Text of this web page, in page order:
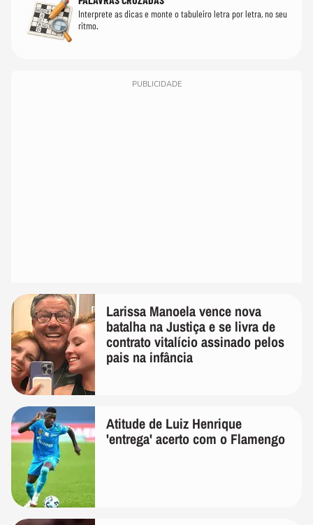
Interprete as dicas e monte o tabuleiro letra por letra, no seu
ritmo.
PUBLICIDADE
Larissa Manoela vence nova
batalha na Justiça e se livra de
contrato vitalício assinado pelos
pais na infância
Atitude de Luiz Henrique
'entrega' acerto com o Flamengo